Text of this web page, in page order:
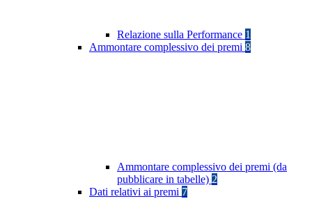
Relazione sulla Performance 1
Ammontare complessivo dei premi 8
Ammontare complessivo dei premi (da
pubblicare in tabelle) 2
Dati relativi ai premi 7